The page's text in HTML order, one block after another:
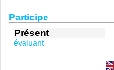
Participe
Présent
évaluant